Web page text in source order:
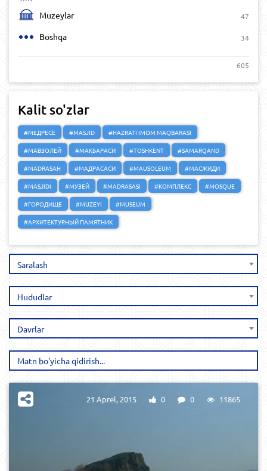
Muzeylar 47
Boshqa 34
605
Kalit so'zlar
#МЕДРЕСЕ #MASJID
#HAZRATI IMOM MAQBARASI
#МАВЗОЛЕЙ
#МАҚБАРАСИ #TOSHKENT
#SAMARQAND
#MADRASAH
#МАДРАСАСИ #MAUSOLEUM
#МАСЖИДИ
#MASJIDI
#МУЗЕЙ #MADRASASI #КОМПЛЕКС
#MOSQUE
#ГОРОДИЩЕ
#MUZEYI
#MUSEUM
#АРХИТЕКТУРНЫЙ ПАМЯТНИК
Saralash
Hududlar
Davrlar
21 Aprel, 2015 0 0 11865